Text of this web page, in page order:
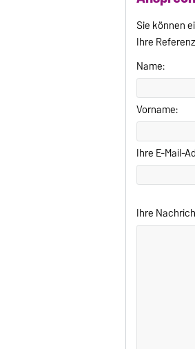
Sie können
Ihre
Name:
Vorname:
Ihre E-Mail-
Ihre